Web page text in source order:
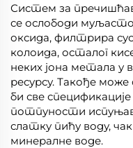
Систем за
се ослободи
оксида, филтрира
колоида, осталог
неких јона метала у
ресурсу. Такође
би све
потпуности
слатку пићу воду,
минералне воде.